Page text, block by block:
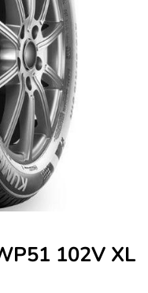
102V XL